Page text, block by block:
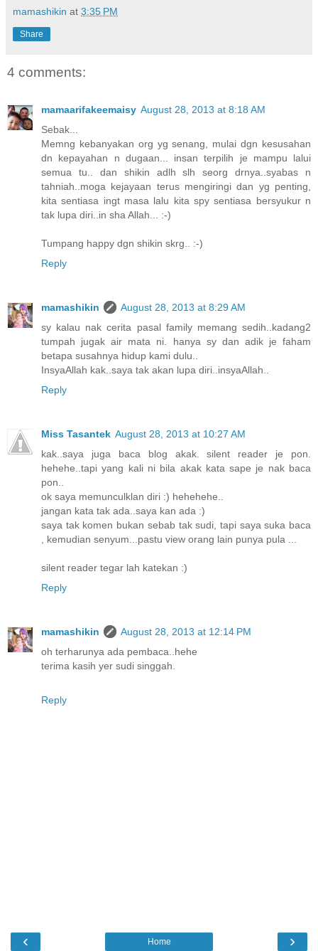
mamashikin at 3:35 PM
Share
4 comments:
mamaarifakeemaisy August 28, 2013 at 8:18 AM
Sebak...
Memng kebanyakan org yg senang, mulai dgn kesusahan
dn kepayahan n dugaan... insan terpilih je mampu lalui
semua tu.. dan shikin adlh slh seorg drnya..syabas n
tahniah..moga kejayaan terus mengiringi dan yg penting,
kita sentiasa ingt masa lalu kita spy sentiasa bersyukur n
tak lupa diri..in sha Allah... :-)
Tumpang happy dgn shikin skrg.. :-)
Reply
mamashikin
August 28, 2013 at 8:29 AM
sy kalau nak cerita pasal family memang sedih..kadang2
tumpah jugak air mata ni. hanya sy dan adik je faham
betapa susahnya hidup kami dulu..
InsyaAllah kak..saya tak akan lupa diri..insyaAllah..
Reply
Miss Tasantek August 28, 2013 at 10:27 AM
kak..saya juga baca blog akak. silent reader je pon.
hehehe..tapi yang kali ni bila akak kata sape je nak baca
pon..
ok saya memunculklan diri :) hehehehe..
jangan kata tak ada..saya kan ada :)
saya tak komen bukan sebab tak sudi, tapi saya suka baca
, kemudian senyum...pastu view orang lain punya pula ...
silent reader tegar lah katekan :)
Reply
mamashikin
August 28, 2013 at 12:14 PM
oh terharunya ada pembaca..hehe
terima kasih yer sudi singgah.
Reply
‹ ›
Home